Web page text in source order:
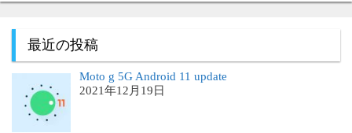
最近の投稿
Moto g 5G Android 11 update
2021年12月19日